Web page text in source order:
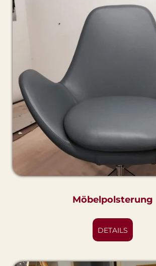
Möbelpolsterung
DETAILS